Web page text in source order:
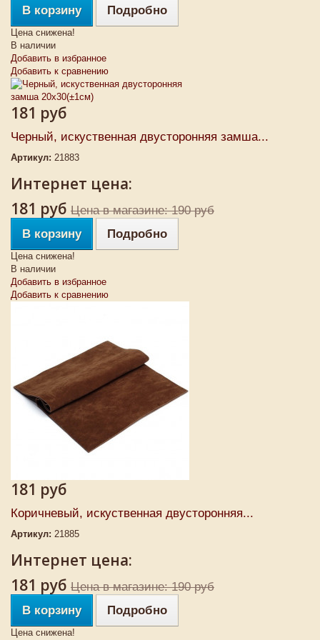
В корзину Подробно
Цена снижена!
В наличии
Добавить в избранное
Добавить к сравнению
181 руб
Черный, искуственная двусторонняя замша...
Артикул: 21883
Интернет цена:
181 руб Цена в магазине: 190 руб
В корзину
Подробно
Цена снижена!
В наличии
Добавить в избранное
Добавить к сравнению
181 руб
Коричневый, искуственная двусторонняя...
Артикул: 21885
Интернет цена:
181 руб Цена в магазине: 190 руб
В корзину
Подробно
Цена снижена!